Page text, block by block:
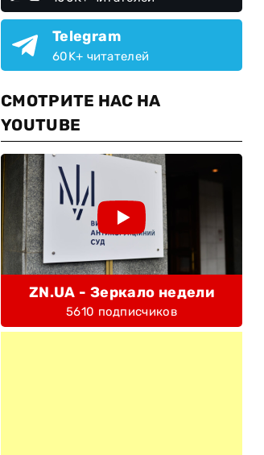
Telegram
60K+ читателей
СМОТРИТЕ НАС НА
YOUTUBE
ZN.UA - Зеркало недели
5610 подписчиков